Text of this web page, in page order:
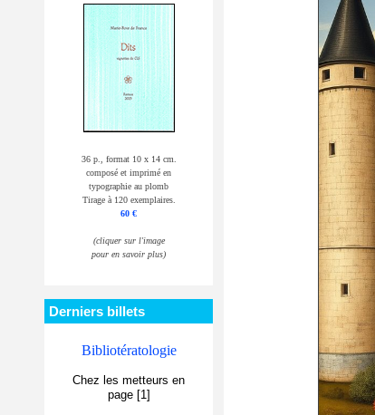
36 p., format 10 x 14 cm.
composé et imprimé en
typographie au plomb
Tirage à 120 exemplaires.
60 €
(cliquer sur l'image
pour en savoir plus)
Derniers billets
Bibliotératologie
Chez les metteurs en
page [1]